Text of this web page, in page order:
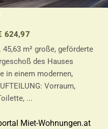
624,97
m² große, geförderte
des Hauses
in einem modernen,
Vorraum,
...
Miet-Wohnungen.at